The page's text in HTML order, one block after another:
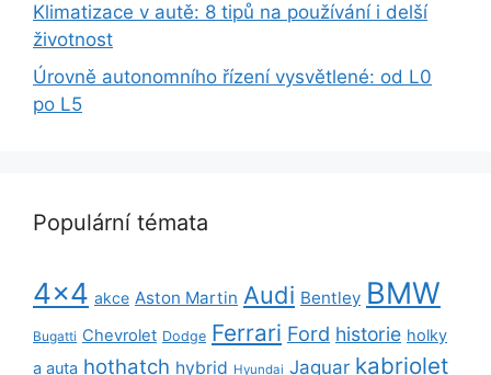
Klimatizace v autě: 8 tipů na používání i delší
životnost
Úrovně autonomního řízení vysvětlené: od L0
po L5
Populární témata
4x4 akce Aston Martin Audi Bentley BMW
Bugatti Chevrolet Dodge Ferrari Ford historie holky
a auta hothatch hybrid Hyundai Jaguar kabriolet